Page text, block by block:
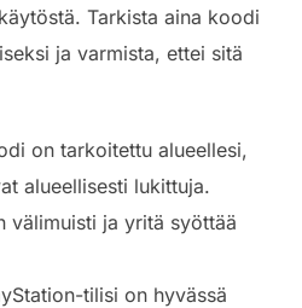
Tarkista aina koodi
ja varmista, ettei sitä
on tarkoitettu alueellesi,
alueellisesti lukittuja.
välimuisti ja yritä syöttää
tilisi on hyvässä